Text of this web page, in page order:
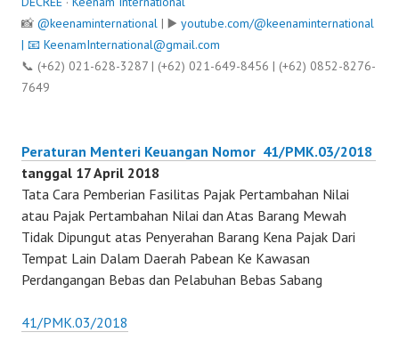
📸 @keenaminternational | ▶️ youtube.com/@keenaminternational
| 📧 KeenamInternational@gmail.com
📞 (+62) 021-628-3287 | (+62) 021-649-8456 | (+62) 0852-8276-
7649
Peraturan Menteri Keuangan Nomor 41/PMK.03/2018
tanggal 17 April 2018
Tata Cara Pemberian Fasilitas Pajak Pertambahan Nilai
atau Pajak Pertambahan Nilai dan Atas Barang Mewah
Tidak Dipungut atas Penyerahan Barang Kena Pajak Dari
Tempat Lain Dalam Daerah Pabean Ke Kawasan
Perdangangan Bebas dan Pelabuhan Bebas Sabang
41/PMK.03/2018